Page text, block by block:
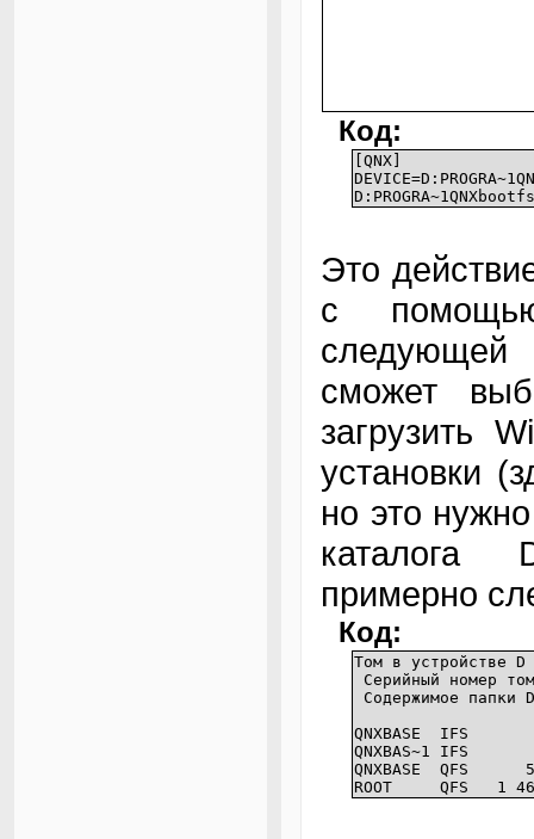
Код:
[QNX]
Это
с
следующей
сможет
загрузить
установки
но это
каталога
примерно
Код:
Том в устройстве
Серийный номер
Содержимое
QNXBASE IFS
QNXBAS~1 IFS
QNXBASE QFS
ROOT QFS 1